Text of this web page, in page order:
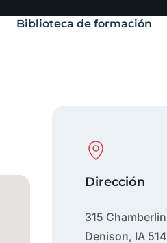
Biblioteca de formación
Dirección
315
Denison, IA